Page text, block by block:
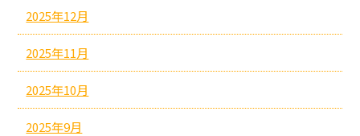
2025年12月
2025年11月
2025年10月
2025年9月